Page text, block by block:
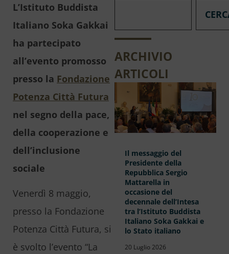
L’Istituto Buddista
Italiano Soka Gakkai
ha partecipato
all’evento promosso
presso la Fondazione
Potenza Città Futura
nel segno della pace,
della cooperazione e
dell’inclusione
sociale
Venerdì 8 maggio,
presso la Fondazione
Potenza Città Futura, si
è svolto l’evento “La
ARCHIVIO
ARTICOLI
Il messaggio del
Presidente della
Repubblica Sergio
Mattarella in
occasione del
decennale dell’Intesa
tra l’Istituto Buddista
Italiano Soka Gakkai e
lo Stato italiano
20 Luglio 2026